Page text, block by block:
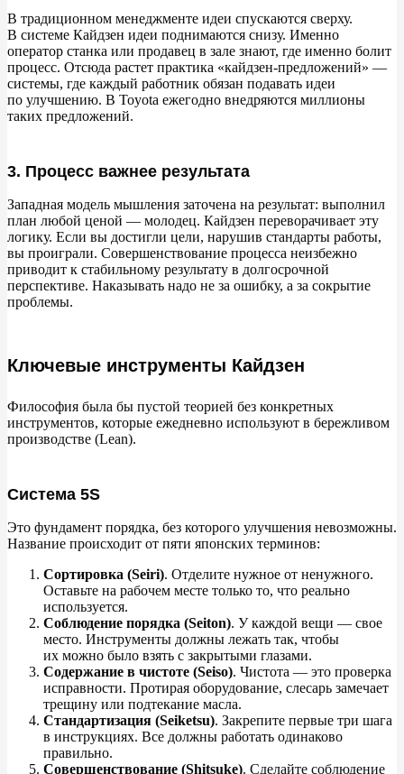
В традиционном менеджменте идеи спускаются сверху.
В системе Кайдзен идеи поднимаются снизу. Именно
оператор станка или продавец в зале знают, где именно болит
процесс. Отсюда растет практика «кайдзен-предложений» —
системы, где каждый работник обязан подавать идеи
по улучшению. В Toyota ежегодно внедряются миллионы
таких предложений.
3. Процесс важнее результата
Западная модель мышления заточена на результат: выполнил
план любой ценой — молодец. Кайдзен переворачивает эту
логику. Если вы достигли цели, нарушив стандарты работы,
вы проиграли. Совершенствование процесса неизбежно
приводит к стабильному результату в долгосрочной
перспективе. Наказывать надо не за ошибку, а за сокрытие
проблемы.
Ключевые инструменты Кайдзен
Философия была бы пустой теорией без конкретных
инструментов, которые ежедневно используют в бережливом
производстве (Lean).
Система 5S
Это фундамент порядка, без которого улучшения невозможны.
Название происходит от пяти японских терминов:
Сортировка (Seiri). Отделите нужное от ненужного.
Оставьте на рабочем месте только то, что реально
используется.
Соблюдение порядка (Seiton). У каждой вещи — свое
место. Инструменты должны лежать так, чтобы
их можно было взять с закрытыми глазами.
Содержание в чистоте (Seiso). Чистота — это проверка
исправности. Протирая оборудование, слесарь замечает
трещину или подтекание масла.
Стандартизация (Seiketsu). Закрепите первые три шага
в инструкциях. Все должны работать одинаково
правильно.
Совершенствование (Shitsuke). Сделайте соблюдение